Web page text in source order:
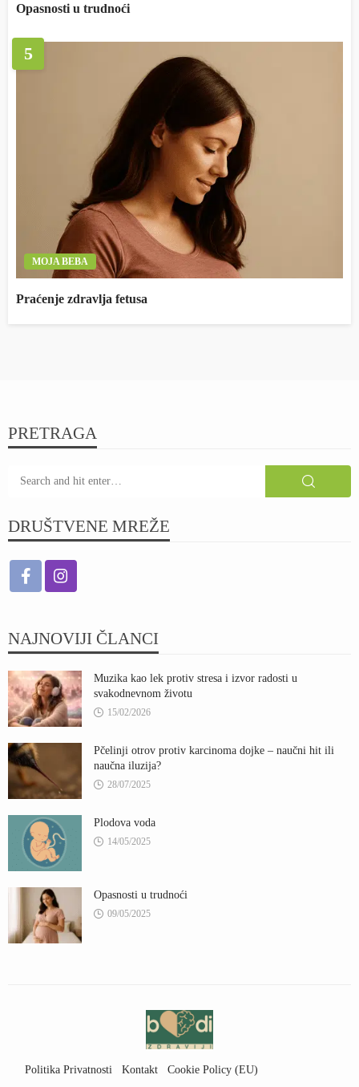
Opasnosti u trudnoći
5
MOJA BEBA
Praćenje zdravlja fetusa
PRETRAGA
DRUŠTVENE MREŽE
NAJNOVIJI ČLANCI
Muzika kao lek protiv stresa i izvor radosti u
svakodnevnom životu
15/02/2026
Pčelinji otrov protiv karcinoma dojke – naučni hit ili
naučna iluzija?
28/07/2025
Plodova voda
14/05/2025
Opasnosti u trudnoći
09/05/2025
Politika Privatnosti Kontakt Cookie Policy (EU)